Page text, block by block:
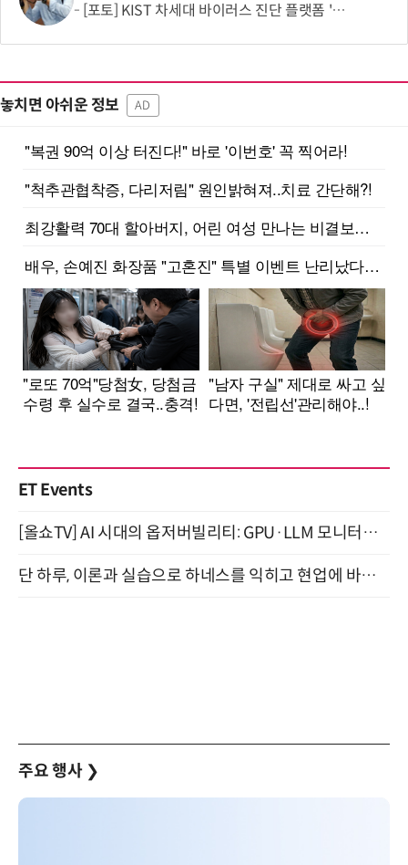
[포토] KIST 차세대 바이러스 진단 플랫폼 '퓨전 어세이' 개발
놓치면 아쉬운 정보 AD
ET Events
[올쇼TV] AI 시대의 옵저버빌리티: GPU·LLM 모니터링부터 AI 기반 장애 대응까지 (8/11 생방송)
단 하루, 이론과 실습으로 하네스를 익히고 현업에 바로 쓰는 핸즈온 워크숍 (8/20)
주요 행사 ❯